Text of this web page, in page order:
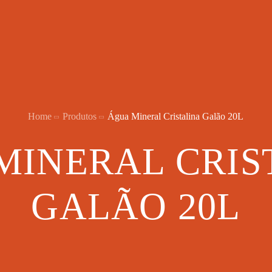
Home Produtos Água Mineral Cristalina Galão 20L
GALÃO 20L